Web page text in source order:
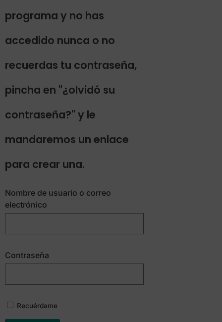
programa y no has
accedido nunca o no
recuerdas tu contraseña,
pincha en "¿olvidó su
contraseña?" y le
mandaremos un enlace
para crear una.
Nombre de usuario o correo
electrónico
Contraseña
Recuérdame